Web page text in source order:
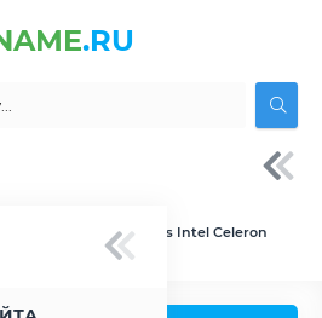
.RU
Intel Atom x6211E vs Intel Celeron